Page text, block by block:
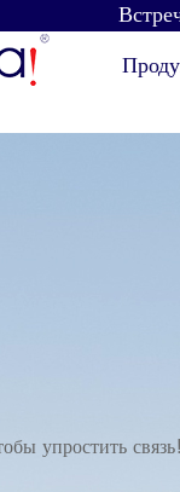
упростить связь!